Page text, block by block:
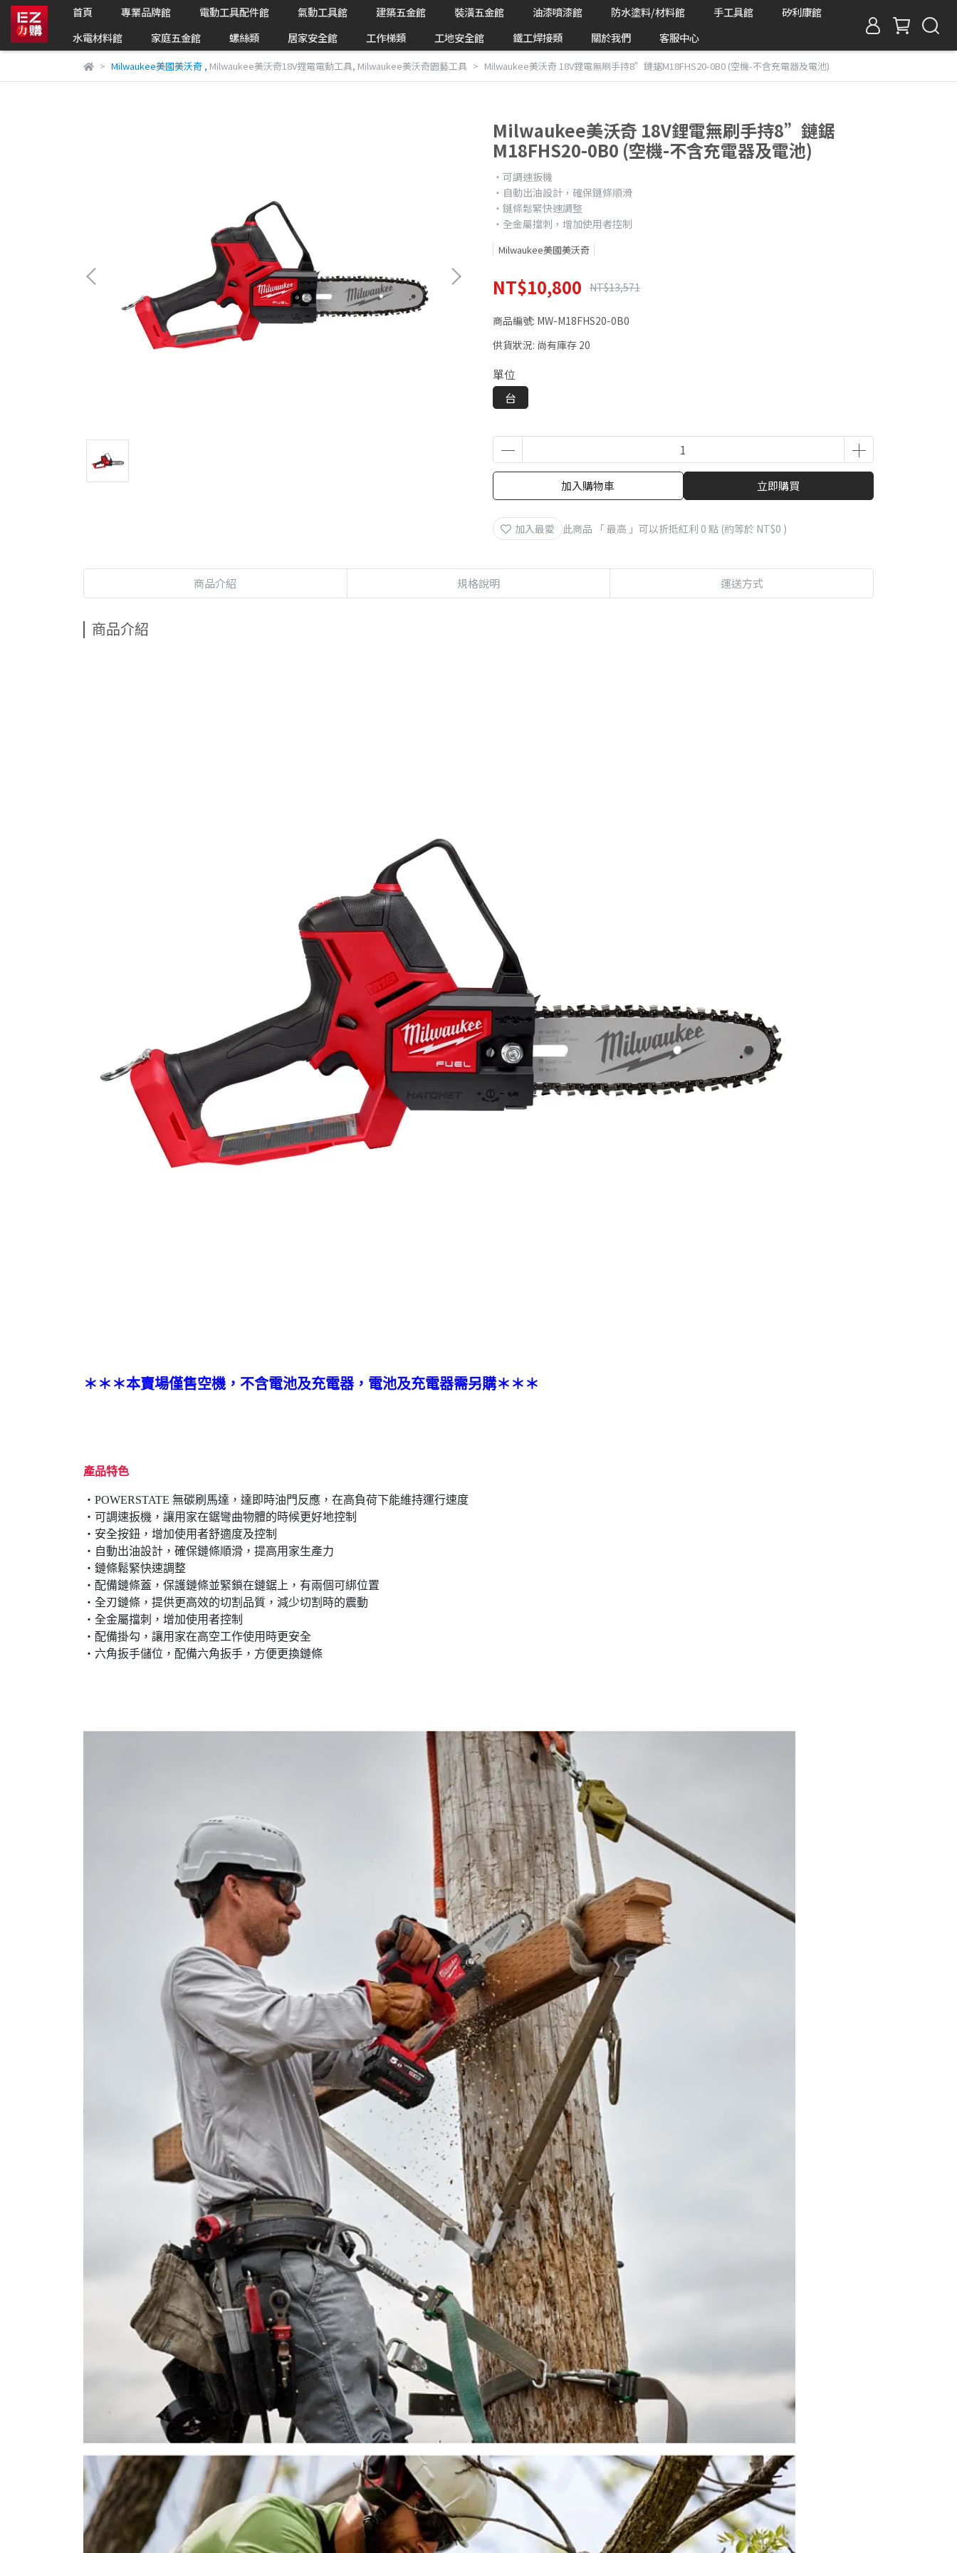
首頁 專業品牌館 電動工具配件館 氣動工具館 建築五金館 裝潢五金館 油漆噴漆館 防水塗料/材料館 手工具館
矽利康館
水電材料館
家庭五金館 螺絲類 居家安全館 工作梯類 工地安全館 鐵工焊接類 關於我們 客服中心
Milwaukee美國美沃奇, Milwaukee美沃奇18V鋰電電動工具, Milwaukee美沃奇園藝工具 Milwaukee美沃奇 18V鋰電無刷手持8”鏈鋸M18FHS20-0B0 (空機-不含充電器及電池)
Milwaukee美沃奇 18V鋰電無刷手持8”鏈鋸
M18FHS20-0B0 (空機-不含充電器及電池)
‧可調速扳機
‧自動出油​設計，確保鏈條順滑
‧鏈條鬆緊快速調整​
‧全金屬擋刺​，增加使用者控制
Milwaukee美國美沃奇
NT$10,800 NT$13,571
商品編號: MW-M18FHS20-0B0
供貨狀況: 尚有庫存 20
單位
台
加入購物車 立即購買
加入最愛 此商品 「 最高 」可以折抵紅利 0 點 (約等於 NT$0 )
商品介紹 規格說明 運送方式
商品介紹
＊＊＊本賣場僅售空機，不含電池及充電器，電池及充電器需另購＊＊＊
產品特色
‧POWERSTATE 無碳刷馬達​，達即時油門反應​，在高負荷下能維持運行速度​
‧可調速扳機​，讓用家在鋸彎曲物體的時候更好地控制
‧安全按鈕​，增加使用者舒適度及控制​
‧自動出油​設計，確保鏈條順滑​，提高用家生產力
‧鏈條鬆緊快速調整​
‧配備鏈條蓋​，保護鏈條​並緊鎖在鏈鋸上​，有兩個可綁位置
‧全刃鏈條，提供更高效的切割品質​，減少切割時的震動​
‧全金屬擋刺​，增加使用者控制​
‧配備掛勾​，讓用家在高空工作使用​時更安全
‧六角扳手儲位，配備六角扳手，方便更換鏈條